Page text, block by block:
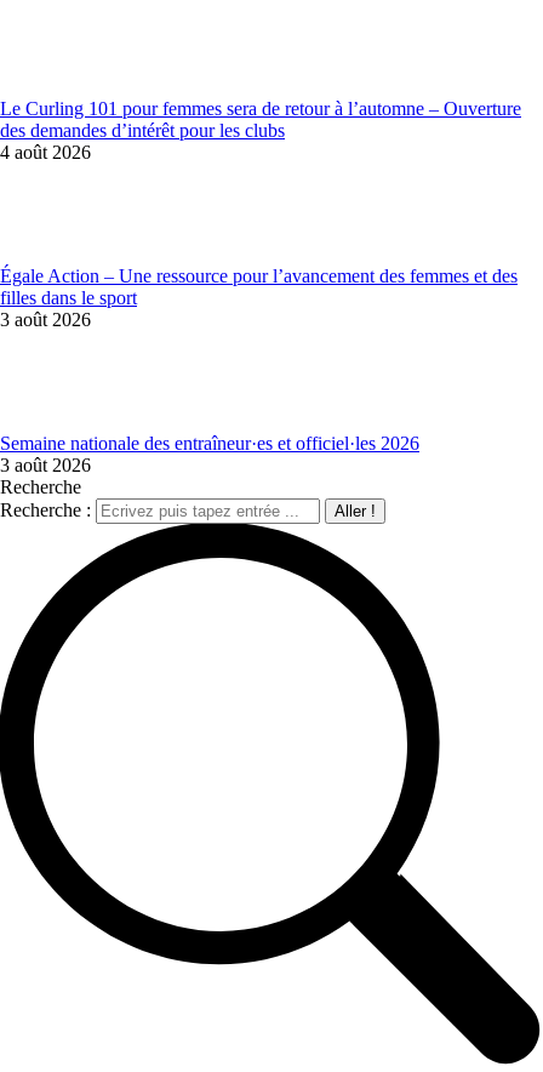
Le Curling 101 pour femmes sera de retour à l’automne – Ouverture
des demandes d’intérêt pour les clubs
4 août 2026
Égale Action – Une ressource pour l’avancement des femmes et des
filles dans le sport
3 août 2026
Semaine nationale des entraîneur·es et officiel·les 2026
3 août 2026
Recherche
Recherche :